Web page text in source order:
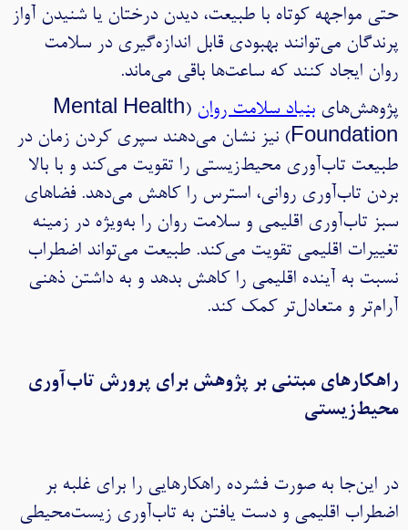
حتی مواجهه کوتاه با طبیعت، دیدن درختان یا شنیدن آواز
پرندگان می‌توانند بهبودی قابل اندازه‌گیری در سلامت
روان ایجاد کنند که ساعت‌ها باقی می‌ماند.
پژوهش‌هایبنیاد سلامت روان
(Mental Health
Foundation) نیز نشان می‌دهند سپری کردن زمان در
طبیعت تاب‌آوری محیط‌زیستی را تقویت می‌کند و با بالا
بردن تاب‌آوری روانی، استرس را کاهش می‌دهد. فضاهای
سبز تاب‌آوری اقلیمی و سلامت روان را به‌ویژه در زمینه
تغییرات اقلیمی تقویت می‌کند. طبیعت می‌تواند اضطراب
نسبت به آینده اقلیمی را کاهش بدهد و به داشتن ذهنی
آرام‌تر و متعادل‌تر کمک کند.
راهکارهای مبتنی بر پژوهش برای پرورش تاب‌آوری
محیط‌زیستی
در این‌جا به صورت فشرده راهکارهایی را برای غلبه بر
اضطراب اقلیمی و دست یافتن به تاب‌آوری زیست‌محیطی